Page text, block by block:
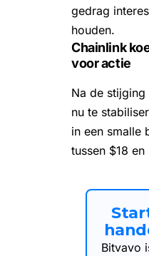
gedrag
houden.
Chainlink
voor actie
Na de
nu te
in een smalle
tussen $18 en
Bitvavo